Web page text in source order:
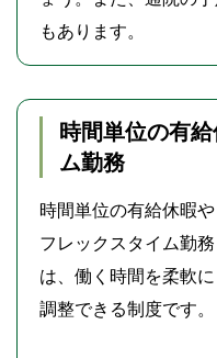
もあります。
時間単位の有
ム勤務
時間単位の有給休暇や
フレックスタイム勤務
は、働く時間を柔軟に
調整できる制度です。